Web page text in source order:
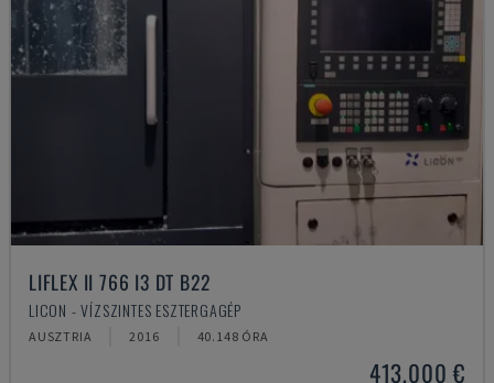
LIFLEX II 766 I3 DT B22
LICON - VÍZSZINTES ESZTERGAGÉP
AUSZTRIA 2016 40.148 ÓRA
413,000 €